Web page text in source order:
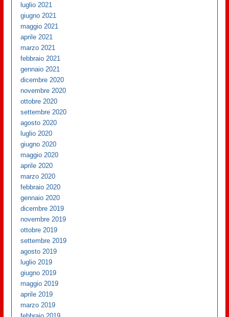
luglio 2021
giugno 2021
maggio 2021
aprile 2021
marzo 2021
febbraio 2021
gennaio 2021
dicembre 2020
novembre 2020
ottobre 2020
settembre 2020
agosto 2020
luglio 2020
giugno 2020
maggio 2020
aprile 2020
marzo 2020
febbraio 2020
gennaio 2020
dicembre 2019
novembre 2019
ottobre 2019
settembre 2019
agosto 2019
luglio 2019
giugno 2019
maggio 2019
aprile 2019
marzo 2019